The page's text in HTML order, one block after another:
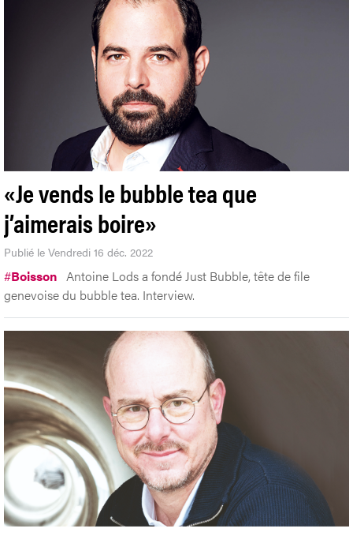
«Je vends le bubble tea que
j’aimerais boire»
Publié le Vendredi 16 déc. 2022
#Boisson Antoine Lods a fondé Just Bubble, tête de file
genevoise du bubble tea. Interview.